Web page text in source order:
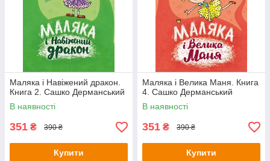
Маляка і Навіжений дракон.
Книга 2. Сашко Дерманський
В наявності
351 ₴ 390 ₴
Купити
Маляка і Велика Маня. Книга
4. Сашко Дерманський
В наявності
351 ₴ 390 ₴
Купити